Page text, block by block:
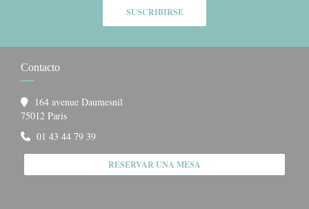
SUSCRIBIRSE
Contacto
164 avenue Daumesnil
75012 Paris((abre en una nueva ventana))
01 43 44 79 39
RESERVAR UNA MESA